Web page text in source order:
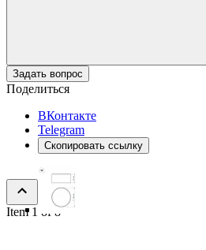
Задать вопрос
Поделиться
ВКонтакте
Telegram
Скопировать ссылку
Item 1 of 8